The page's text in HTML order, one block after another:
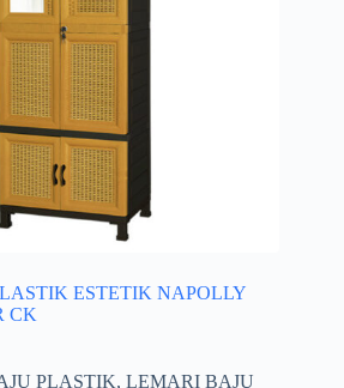
ESTETIK NAPOLLY
CK
PLASTIK, LEMARI BAJU